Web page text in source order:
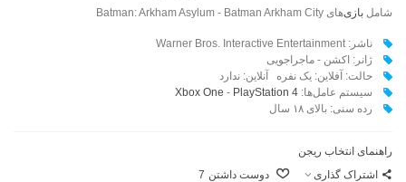
شامل بازی‌های Batman: Arkham Asylum - Batman Arkham City
ناشر: Warner Bros. Interactive Entertainment
ژانر: اکشن - ماجراجویی
حالت: آفلاین: یک نفره آنلاین: ندارد
سیستم عامل‌ها:‌
Xbox One - PlayStation 4
رده سنی: بالای ۱۸ سال
راهنمای انتخاب ریجن
اشتراک گذاری
دوست داشتن 7